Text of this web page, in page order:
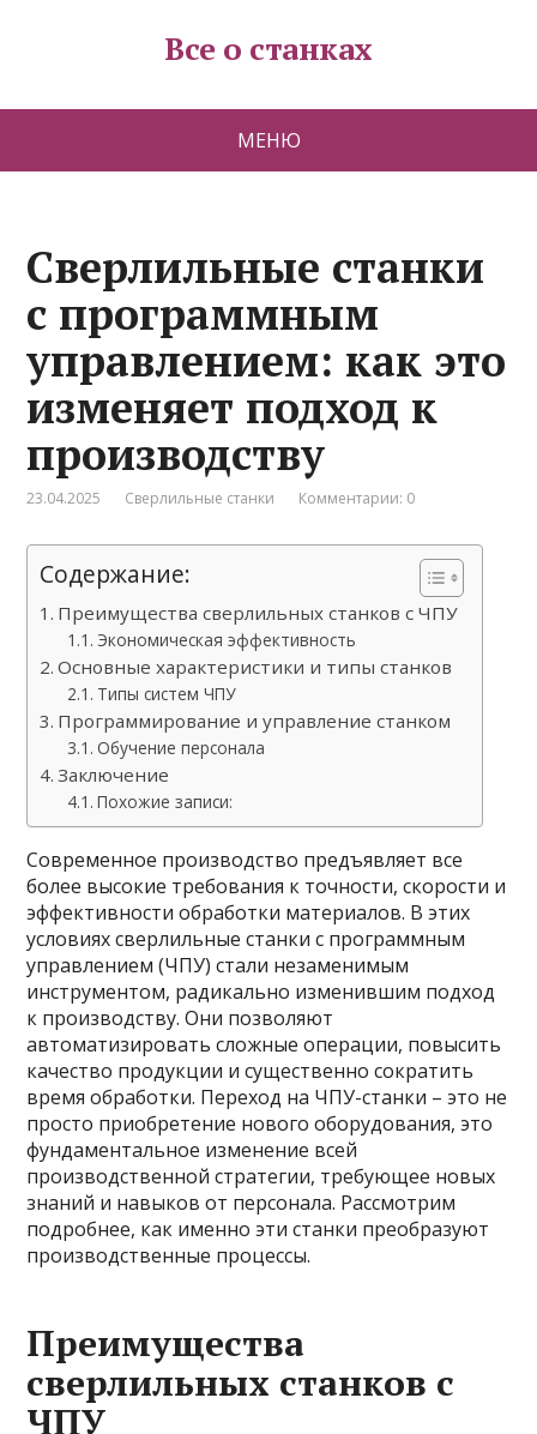
Все о станках
МЕНЮ
Сверлильные станки
с программным
управлением: как это
изменяет подход к
производству
23.04.2025 Сверлильные станки Комментарии: 0
Содержание:
Преимущества сверлильных станков с ЧПУ
Экономическая эффективность
Основные характеристики и типы станков
Типы систем ЧПУ
Программирование и управление станком
Обучение персонала
Заключение
Похожие записи:
Современное производство предъявляет все
более высокие требования к точности, скорости и
эффективности обработки материалов. В этих
условиях сверлильные станки с программным
управлением (ЧПУ) стали незаменимым
инструментом, радикально изменившим подход
к производству. Они позволяют
автоматизировать сложные операции, повысить
качество продукции и существенно сократить
время обработки. Переход на ЧПУ-станки – это не
просто приобретение нового оборудования, это
фундаментальное изменение всей
производственной стратегии, требующее новых
знаний и навыков от персонала. Рассмотрим
подробнее, как именно эти станки преобразуют
производственные процессы.
Преимущества
сверлильных станков с
ЧПУ